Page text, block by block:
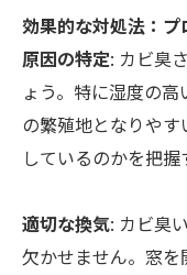
効果的な対処法：
原因の特定: カビ臭
ょう。特に湿度の
の繁殖地となりや
しているのかを把握
適切な換気: カビ臭
欠かせません。窓